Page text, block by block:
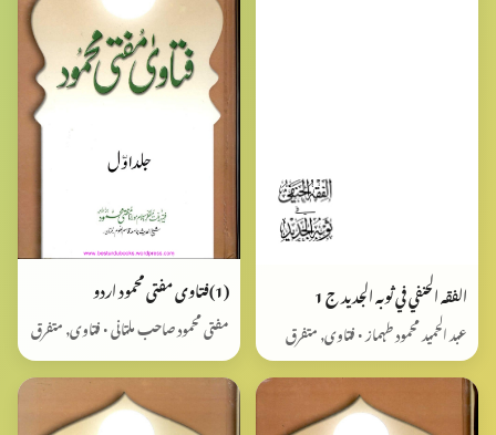
الفقه الحنفي في ثوبه الجديد ج 1
عبد الحمید محمود طہماز • فتاوی, متفرق
(1)فتاوی مفتی محمود اردو
مفتی محمود صاحب ملتانی • فتاوی, متفرق